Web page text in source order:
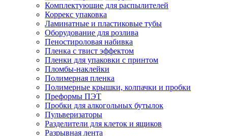
Комплектующие для распылителей
Коррекс упаковка
Ламинатные и пластиковые тубы
Оборудование для розлива
Пеностироловая набивка
Пленка с твист эффектом
Пленки для упаковки с принтом
Пломбы-наклейки
Полимерная пленка
Полимерные крышки, колпачки и пробки
Преформы ПЭТ
Пробки для алкогольных бутылок
Пульверизаторы
Разделители для клеток и ящиков
Разрывная лента